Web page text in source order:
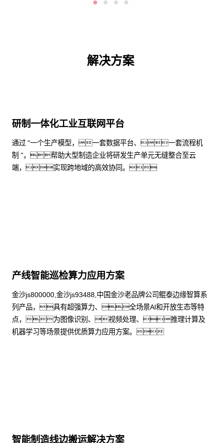
解决方案
研制一体化工业互联网平台
通过 "一个生产模型，一套数据平台、一套流程机
制 "，帮助大型制造企业将研发生产单元无缝整合至云
端，实现跨地域的高效协同。
产线智能巡检算力应用方案
金沙js800000,金沙js93488,中国金沙老品牌公司鲲泰边缘智算系
列产品，具有超强算力、全场景Al和开放生态等特
点，为图像识别、视频处理、推理计算及
机器学习等场景提供优质算力应用方案。
智能制造线边搬运解决方案